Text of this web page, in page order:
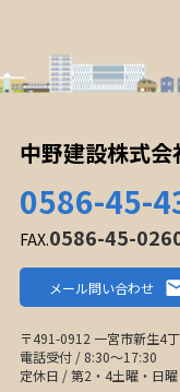
中野建設株式会
0586-45-
FAX.0586-45-
メール問い合わせ
〒491-0912 一宮市新生4
電話受付 / 8:30〜17:30
定休日 / 第2・4土曜・日